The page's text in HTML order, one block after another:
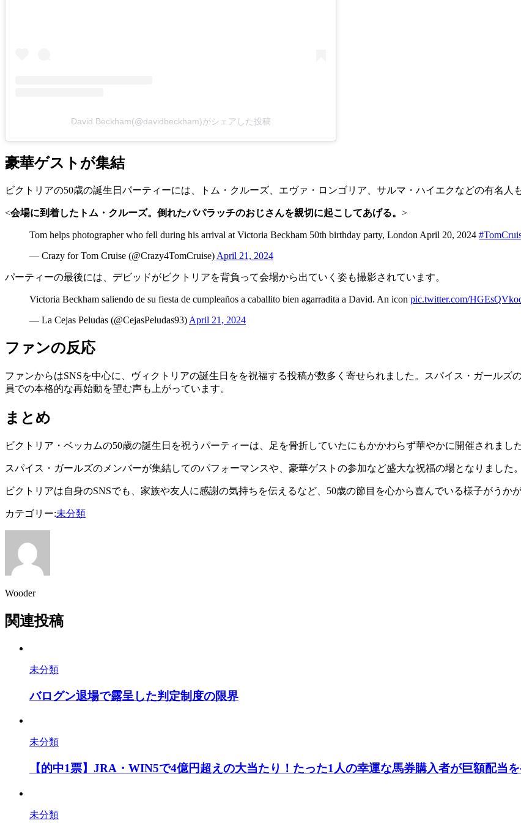
David Beckham(@davidbeckham)がシェアした投稿
豪華ゲストが集結
ビクトリアの50歳の誕生日パーティーには、トム・クルーズ、エヴァ・ロンゴリア、サルマ・ハイエクなどの有名人
<会場に到着したトム・クルーズ。倒れたパパラッチのおじさんを親切に起こしてあげる。 >
Tom helps photographer who fell during his arrival at Victoria Beckham 50th birthday party, London April 20, 2024
— Crazy for Tom Cruise (@Crazy4TomCruise)April 21, 2024
パーティーの最後には、デビッドがビクトリアを背負って会場から出ていく姿も撮影されています。
Victoria Beckham saliendo de su fiesta de cumpleaños a caballito bien agarradita a David. An icon pic.twitter.com/
— La Cejas Peludas (@CejasPeludas93)April 21, 2024
ファンの反応
ファンからはSNSを中心に、ヴィクトリアの誕生日をを祝福する投稿が数多く寄せられました。スパイス・ガール
員での本格的な再始動を望む声も上がっています。
まとめ
ビクトリア・ベッカムの50歳の誕生日を祝うパーティーは、足を骨折していたにもかかわらず華やかに開催されました
スパイス・ガールズのメンバーが集結してのパフォーマンスや、豪華ゲストの参加など盛大な祝福の場となりました。
ビクトリアは自身のSNSでも、家族や友人に感謝の気持ちを伝えるなど、50歳の節目を心から喜んでいる様子がうかが
カテゴリー:未分類
Wooder
関連投稿
未分類
バログン退場で露呈した判定制度の限界
未分類
【的中1票】JRA・WIN5で4億円超えの大当たり！たった1人の幸運な馬券購入者が巨額配当
未分類